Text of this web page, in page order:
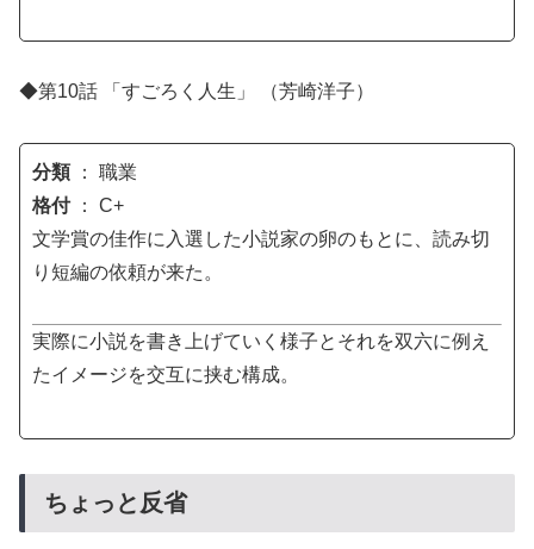
◆第10話 「すごろく人生」 （芳崎洋子）
分類： 職業
格付： C+
文学賞の佳作に入選した小説家の卵のもとに、読み切
り短編の依頼が来た。
実際に小説を書き上げていく様子とそれを双六に例え
たイメージを交互に挟む構成。
ちょっと反省